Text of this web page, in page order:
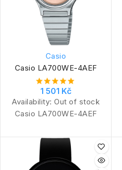
Casio
Casio LA700WE-4AEF
1 501 Kč
Availability: Out of stock
Casio LA700WE-4AEF